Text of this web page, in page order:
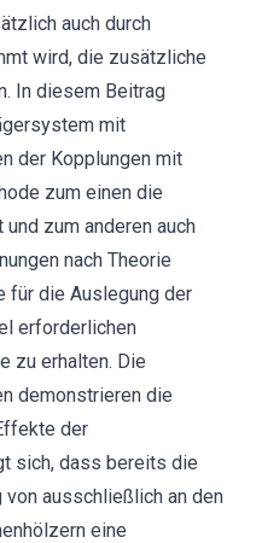
auch durch
wird, die zusätzliche
In diesem Beitrag
mit
der Kopplungen mit
zum einen die
zum anderen auch
nach Theorie
für die Auslegung der
erforderlichen
zu erhalten. Die
demonstrieren die
der
sich, dass bereits die
ausschließlich an den
eine